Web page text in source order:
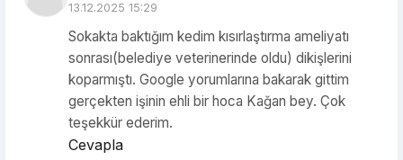
13.12.2025 15:29
Sokakta baktığım kedim kısırlaştırma ameliyatı
sonrası(belediye veterinerinde oldu) dikişlerini
koparmıştı. Google yorumlarına bakarak gittim
gerçekten işinin ehli bir hoca Kağan bey. Çok
teşekkür ederim.
Cevapla